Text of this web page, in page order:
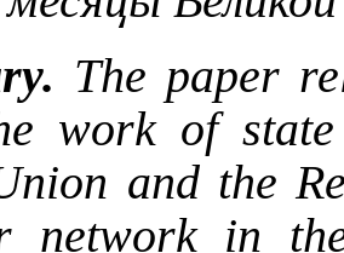
The paper
work of
and the
network in